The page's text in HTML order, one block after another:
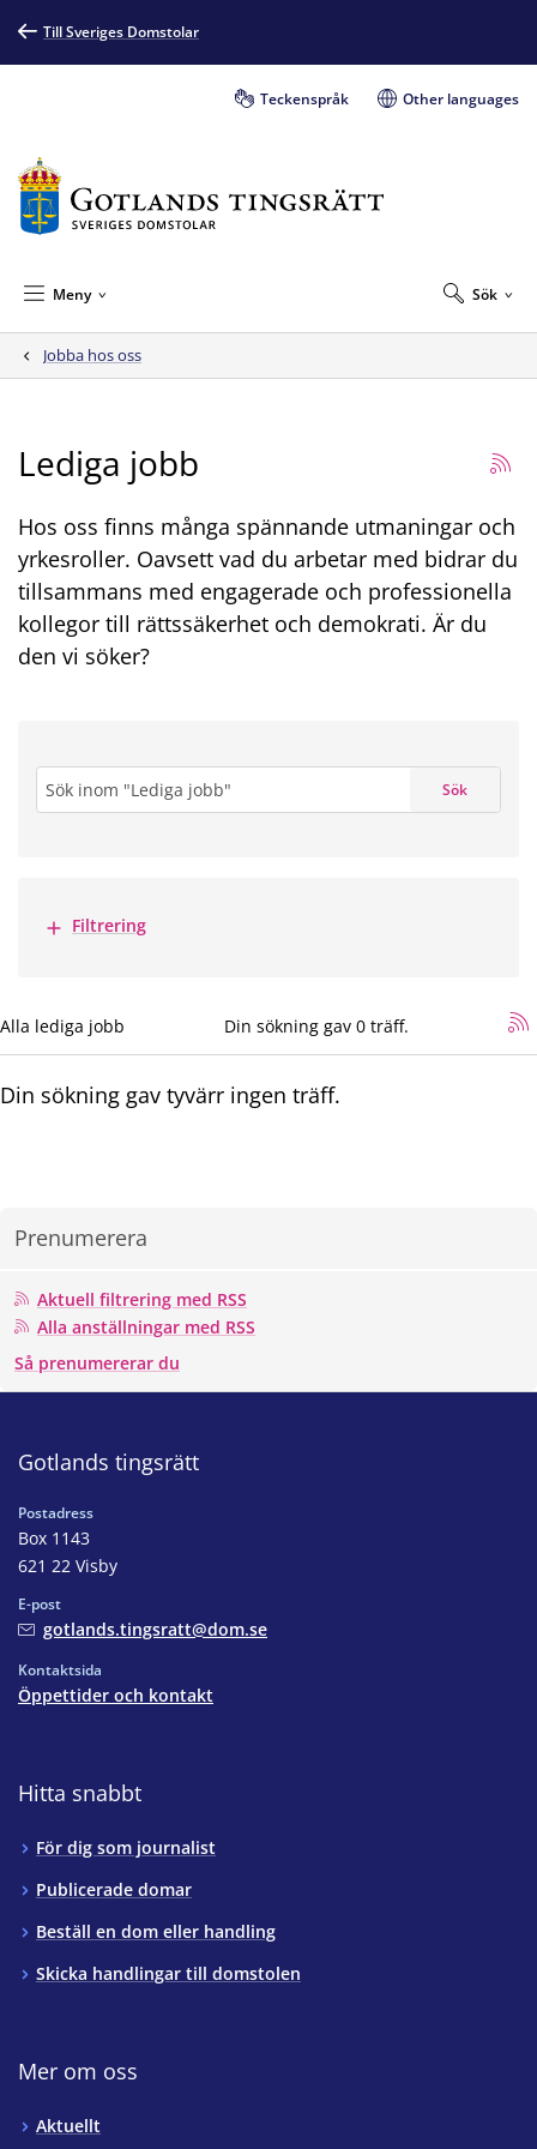
Till Sveriges Domstolar
Teckenspråk Other languages
Sök
Meny
Jobba hos oss
Lediga jobb
Hos oss finns många spännande utmaningar och
yrkesroller. Oavsett vad du arbetar med bidrar du
tillsammans med engagerade och professionella
kollegor till rättssäkerhet och demokrati. Är du
den vi söker?
sökning *
Alla lediga jobb Din sökning gav 0 träff.
Din sökning gav tyvärr ingen träff.
Prenumerera
Aktuell filtrering med RSS
Alla anställningar med RSS
Så prenumererar du
Sök
Visa merFiltrering
Gotlands tingsrätt
Postadress
Box 1143
621 22 Visby
E-post
gotlands.tingsratt@dom.se
Kontaktsida
Öppettider och kontakt
Hitta snabbt
För dig som journalist
Publicerade domar
Beställ en dom eller handling
Skicka handlingar till domstolen
Mer om oss
Aktuellt